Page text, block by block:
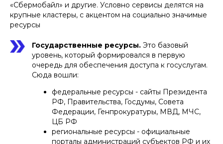
«Сбермобайл» и другие. Условно сервисы делятся на
крупные кластеры, с акцентом на социально значимые
ресурсы
Государственные ресурсы. Это базовый
уровень, который формировался в первую
очередь для обеспечения доступа к госуслугам.
Сюда вошли:
федеральные ресурсы - сайты Президента
РФ, Правительства, Госдумы, Совета
Федерации, Генпрокуратуры, МВД, МЧС,
ЦБ РФ
региональные ресурсы - официальные
порталы администраций субъектов РФ и их